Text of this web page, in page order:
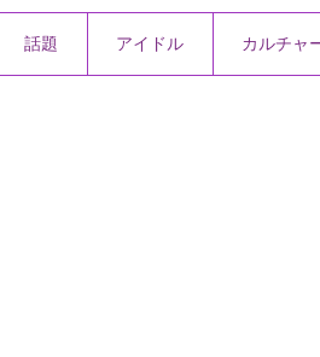
話題 アイドル カルチャ